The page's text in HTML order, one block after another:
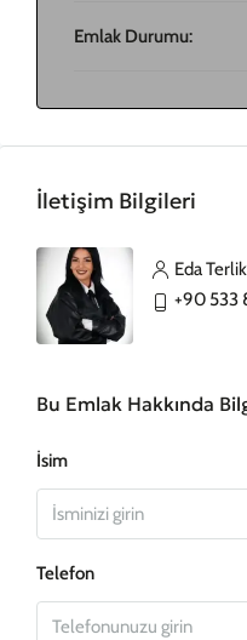
Emlak Durumu:
İletişim Bilgileri
Eda
+90 533
Bu Emlak Hakkında
İsim
Telefon